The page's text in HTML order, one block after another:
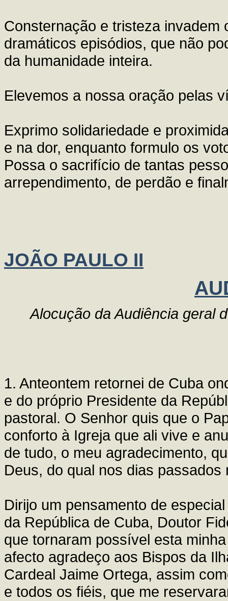
Consternação e tristeza invadem
dramáticos episódios, que não
da humanidade inteira.
Elevemos a nossa oração pelas
Exprimo solidariedade e
e na dor, enquanto formulo os
Possa o sacrifício de tantas
arrependimento, de perdão e
JOÃO PAULO II
Alocução da Audiência geral
1. Anteontem retornei de Cuba
e do próprio Presidente da
pastoral. O Senhor quis que o
conforto à Igreja que ali vive e
de tudo, o meu agradecimento,
Deus, do qual nos dias
Dirijo um pensamento de
da República de Cuba, Doutor
que tornaram possível esta
afecto agradeço aos Bispos da
Cardeal Jaime Ortega, assim
e todos os fiéis, que me